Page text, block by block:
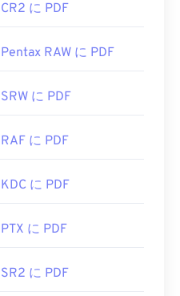
CR2 に PDF
Pentax RAW に PDF
SRW に PDF
RAF に PDF
KDC に PDF
PTX に PDF
SR2 に PDF